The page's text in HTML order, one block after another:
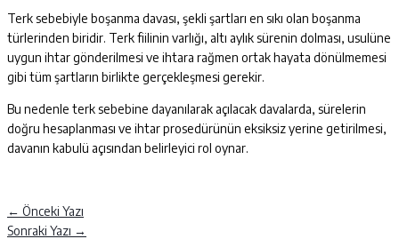
Terk sebebiyle boşanma davası, şekli şartları en sıkı olan boşanma
türlerinden biridir. Terk fiilinin varlığı, altı aylık sürenin dolması, usulüne
uygun ihtar gönderilmesi ve ihtara rağmen ortak hayata dönülmemesi
gibi tüm şartların birlikte gerçekleşmesi gerekir.
Bu nedenle terk sebebine dayanılarak açılacak davalarda, sürelerin
doğru hesaplanması ve ihtar prosedürünün eksiksiz yerine getirilmesi,
davanın kabulü açısından belirleyici rol oynar.
← Önceki Yazı
Sonraki Yazı →